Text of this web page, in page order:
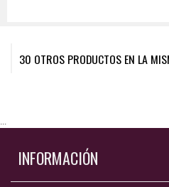
30 OTROS PRODUCTOS EN LA
...
INFORMACIÓN